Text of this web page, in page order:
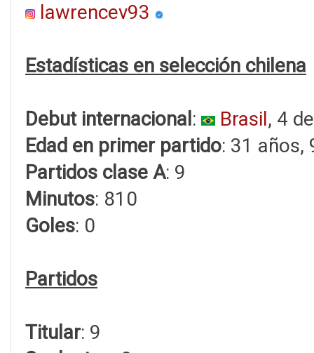
lawrencev93
Estadísticas en selección chilena
Debut internacional : Brasil, 4
Edad en primer partido: 31 años,
Partidos clase A: 9
Minutos: 810
Goles: 0
Partidos
Titular: 9